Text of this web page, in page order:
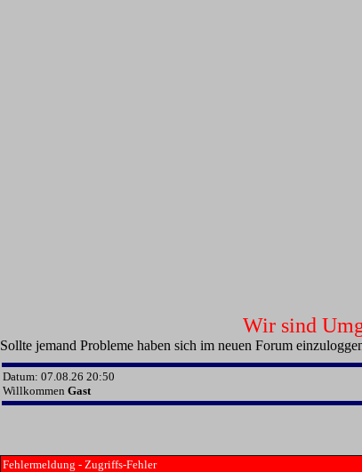
Wir sind
Sollte jemand Probleme haben sich im neuen Forum
Datum: 07.08.26 20:50
Willkommen Gast
Fehlermeldung - Zugriffs-Fehler